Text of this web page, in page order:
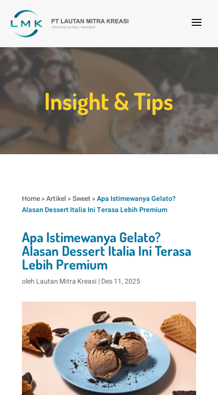
Insight & Tips
Home»Artikel »Sweet»Apa Istimewanya Gelato?
Alasan Dessert Italia Ini Terasa Lebih Premium
Apa Istimewanya Gelato?
Alasan Dessert Italia Ini Terasa
Lebih Premium
oleh Lautan Mitra Kreasi |Des 11, 2025